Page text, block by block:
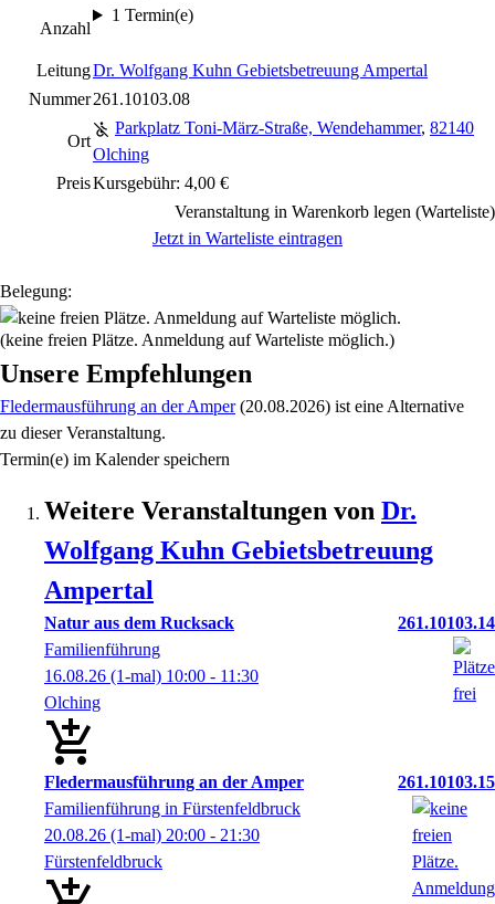
Anzahl
1 Termin(e)
LeitungDr. Wolfgang Kuhn Gebietsbetreuung Ampertal
Nummer261.10103.08
Ort
Parkplatz Toni-März-Straße, Wendehammer, 82140
Olching
PreisKursgebühr: 4,00 €
Veranstaltung in Warenkorb legen (Warteliste)
Jetzt in Warteliste eintragen
Belegung:
(keine freien Plätze. Anmeldung auf Warteliste möglich.)
Unsere Empfehlungen
Fledermausführung an der Amper(20.08.2026) ist eine Alternative
zu dieser Veranstaltung.
Termin(e) im Kalender speichern
Weitere Veranstaltungen von Dr.
Wolfgang Kuhn Gebietsbetreuung
Ampertal
Natur aus dem Rucksack
261.10103.14
Familienführung
16.08.26 (1-mal) 10:00 - 11:30
Olching
Fledermausführung an der Amper
261.10103.15
Familienführung in Fürstenfeldbruck
20.08.26 (1-mal) 20:00 - 21:30
Fürstenfeldbruck